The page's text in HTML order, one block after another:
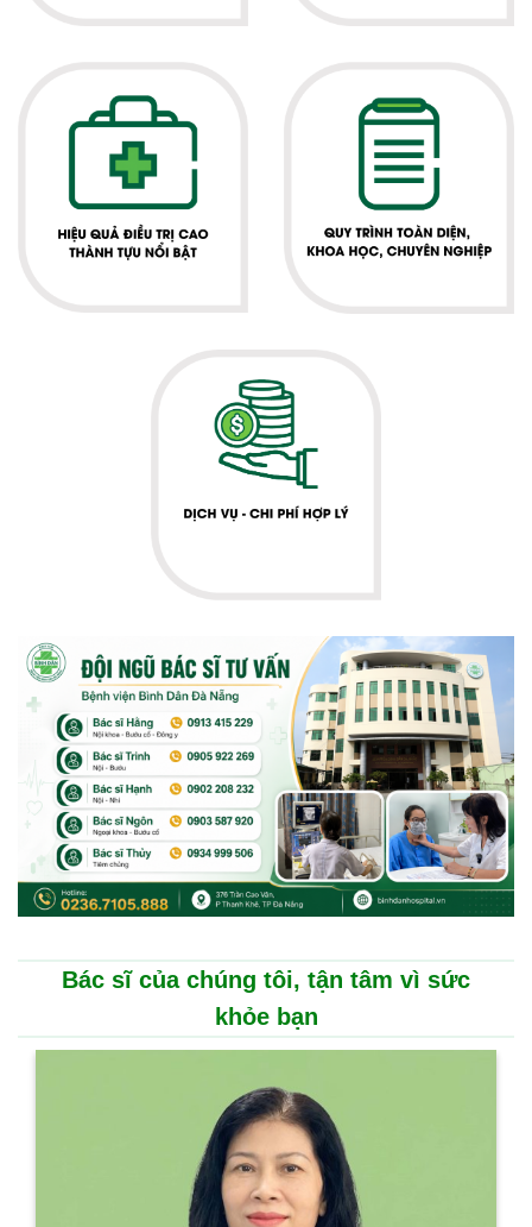
Bác sĩ của chúng tôi, tận tâm vì sức
khỏe bạn